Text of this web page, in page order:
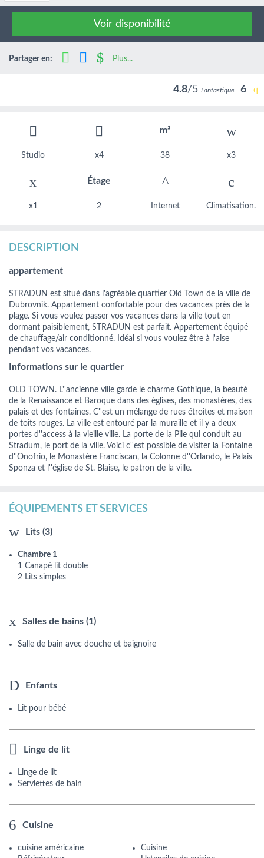
Voir disponibilité
Partager en: Plus...
4.8/5 Fantastique 6
m²
Studio x4 38 x3
Étage
x1 2 Internet Climatisation.
DESCRIPTION
appartement
STRADUN est situé dans l'agréable quartier Old Town de la ville de
Dubrovnik. Appartement confortable pour des vacances près de la
plage. Si vous voulez passer vos vacances dans la ville tout en
dormant paisiblement, STRADUN est parfait. Appartement équipé
de chauffage/air conditionné. Idéal si vous voulez être à l'aise
pendant vos vacances.
Informations sur le quartier
OLD TOWN. L''ancienne ville garde le charme Gothique, la beauté
de la Renaissance et Baroque dans des églises, des monastères, des
palais et des fontaines. C''est un mélange de rues étroites et maison
de toits rouges. La ville est entouré par la muraille et il y a deux
portes d''access à la vieille ville. La porte de la Pile qui conduit au
Stradum, le port de la ville. Voici c''est possible de visiter la Fontaine
d''Onofrio, le Monastère Franciscan, la Colonne d''Orlando, le Palais
Sponza et l''église de St. Blaise, le patron de la ville.
ÉQUIPEMENTS ET SERVICES
Lits (3)
Chambre 1
1 Canapé lit double
2 Lits simples
Salles de bains (1)
Salle de bain avec douche et baignoire
Enfants
Lit pour bébé
Linge de lit
Linge de lit
Serviettes de bain
Cuisine
cuisine américaine
Cuisine